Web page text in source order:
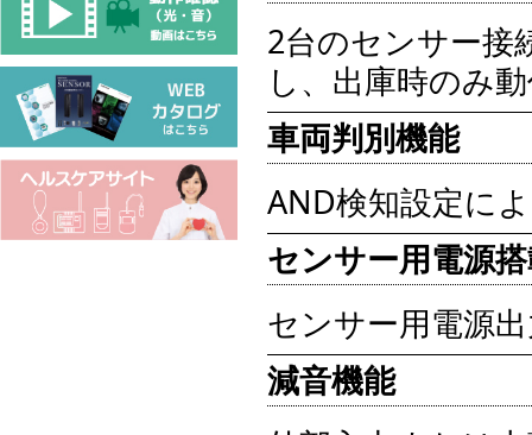
2台のセンサー接
し、出庫時のみ
車両判別機能
AND検知設定に
センサー用電源
センサー用電源
減音機能